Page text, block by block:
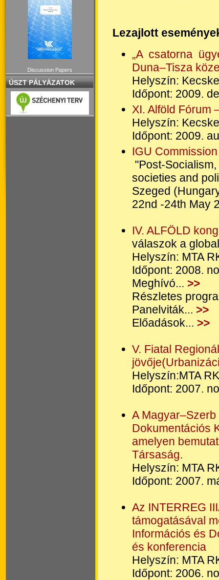
Discussion Papers
ÚSZT PÁLYÁZATOK
Lezajlott
„A csatorna
Duna–Tisza
Helyszín:
Időpont: 2009.
XI. Alföld Fórum
Helyszín:
Időpont: 2009.
IGU
"Post-
societies and
Szeged
22nd -24th May
IV. ALFÖLD
válaszok a
Helyszín: MTA
Időpont: 2008.
Meghívó... >>
Részletes
Panelviták... >>
Előadások... >>
V. Fiatal
Helyszín:MTA
Időpont: 2007.
A
Dokumentációs
amelyen
Társaság.
Helyszín: MTA
Időpont: 2007.
Az INTERREG
támogatásával
Információs és
és konferencia
Helyszín: MTA
Időpont: 2006.